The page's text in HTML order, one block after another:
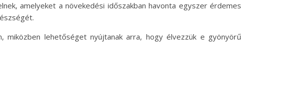
amelyeket a növekedési időszakban havonta egyszer érdemes
lehetőséget nyújtanak arra, hogy élvezzük e gyönyörű